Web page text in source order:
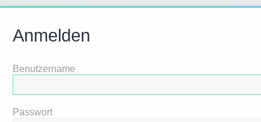
Anmelden
Benutzername
Passwort